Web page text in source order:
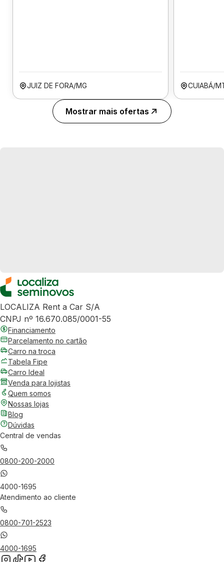
JUIZ DE FORA/MG CUIABÁ/
Mostrar mais ofertas
LOCALIZA Rent a Car S/A
CNPJ nº 16.670.085/0001-55
Financiamento
Parcelamento no cartão
Carro na troca
Tabela Fipe
Carro Ideal
Venda para lojistas
Quem somos
Nossas lojas
Blog
Dúvidas
Central de vendas
0800-200-2000
4000-1695
Atendimento ao cliente
0800-701-2523
4000-1695